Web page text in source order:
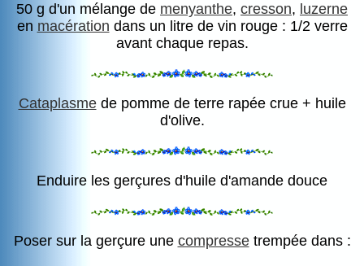
50 g d'un mélange de menyanthe, cresson, luzerne
en macération dans un litre de vin rouge : 1/2 verre
avant chaque repas.
Cataplasmede pomme de terre rapée crue + huile
d'olive.
Enduire les gerçures d'huile d'amande douce
Poser sur la gerçure une compressetrempée dans :